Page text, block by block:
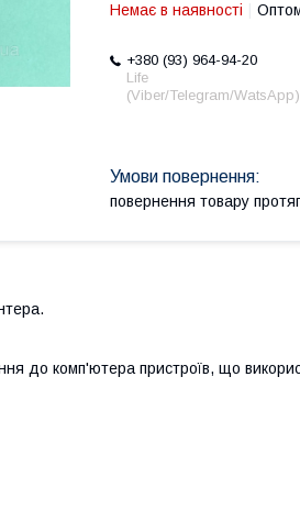
Немає в наявності
+380 (93) 964-94-20
Life
(Viber/Telegram/WatsApp)
повернення товару
до комп'ютера пристроїв, що